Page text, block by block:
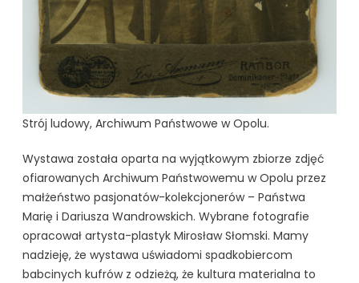
Strój ludowy, Archiwum Państwowe w Opolu.
Wystawa została oparta na wyjątkowym zbiorze zdjęć
ofiarowanych Archiwum Państwowemu w Opolu przez
małżeństwo pasjonatów-kolekcjonerów – Państwa
Marię i Dariusza Wandrowskich. Wybrane fotografie
opracował artysta-plastyk Mirosław Słomski. Mamy
nadzieję, że wystawa uświadomi spadkobiercom
babcinych kufrów z odzieżą, że kultura materialna to